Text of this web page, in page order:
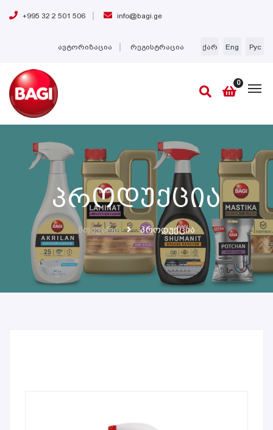
+995 32 2 501 506 info@bagi.ge
ქარ Eng Рус
ავტორიზაცია რეგისტრაცია
0
Პროდუქცია
Მთავარი Პროდუქცია